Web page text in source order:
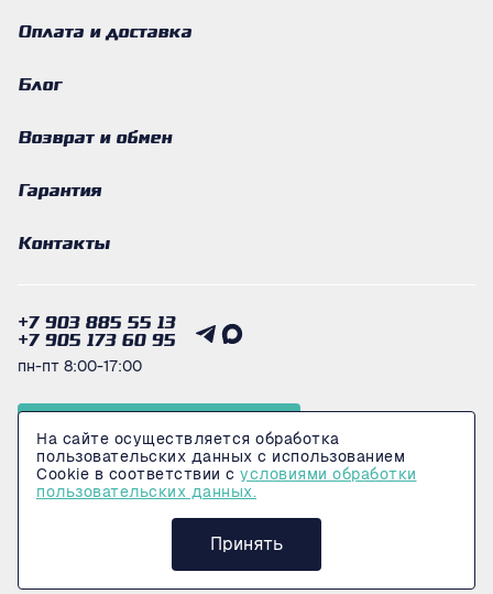
Оплата и доставка
Блог
Возврат и обмен
Гарантия
Контакты
+7 903 885 55 13
+7 905 173 60 95
пн-пт 8:00-17:00
Политика конфеденциальности
На сайте осуществляется обработка
пользовательских данных с использованием
Cookie в соответствии с условиями обработки
пользовательских данных.
Принять